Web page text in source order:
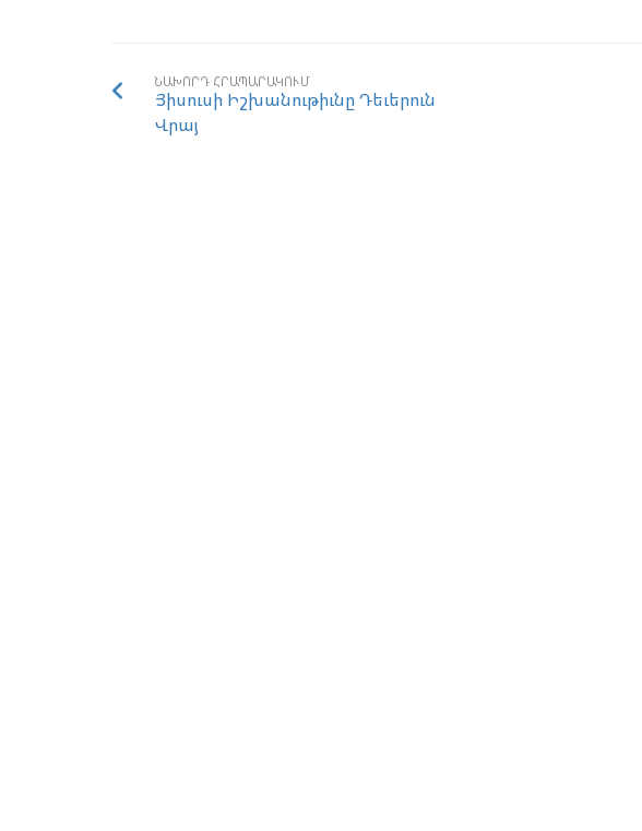
ՆԱԽՈՐԴ ՀՐԱՊԱՐԱԿՈՒՄ
Յիսուսի Իշխանութիւնը Դեւերուն
Վրայ